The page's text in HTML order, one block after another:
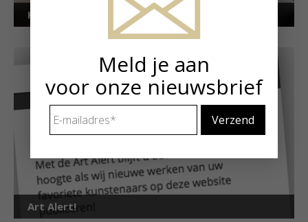
Kunstuitleen voor particulieren
Art Alert!
Meld je aan
voor onze nieuwsbrief
mailadres *